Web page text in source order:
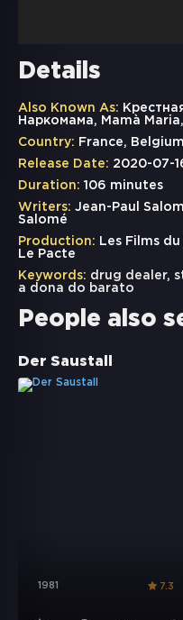
Details
Also Known As:
Наркомама, Mamà
Country: France, Belgium
Release Date: 2020-07-
Duration: 106 minutes
Writers: Jean-Paul
Salomé
Production: Les Films
Le Pacte
Keywords: drug dealer,
a dona do barato
People also
Der Saustall
1981 7.3